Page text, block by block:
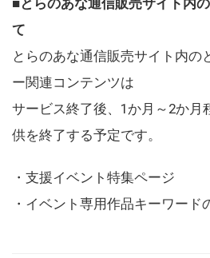
て
とらのあな通信販売サイト内の
ー関連コンテンツは
サービス終了後、1か月～2か月
供を終了する予定です。
・支援イベント特集ページ
・イベント専用作品キーワード